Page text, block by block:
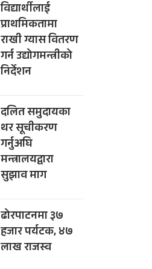
विद्यार्थीलाई
प्राथमिकतामा
राखी ग्यास वितरण
गर्न उद्योगमन्त्रीको
निर्देशन
दलित समुदायका
थर सूचीकरण
गर्नुअघि
मन्त्रालयद्वारा
सुझाव माग
ढोरपाटनमा ३७
हजार पर्यटक, ४७
लाख राजस्व